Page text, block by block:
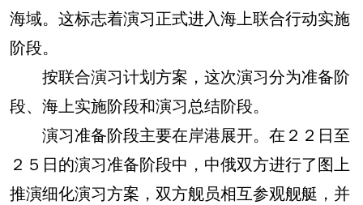
海域。这标志着演习正式进入海上联合行动实施
阶段。
按联合演习计划方案，这次演习分为准备阶
段、海上实施阶段和演习总结阶段。
演习准备阶段主要在岸港展开。在２２日至
２５日的演习准备阶段中，中俄双方进行了图上
推演细化演习方案，双方舰员相互参观舰艇，并